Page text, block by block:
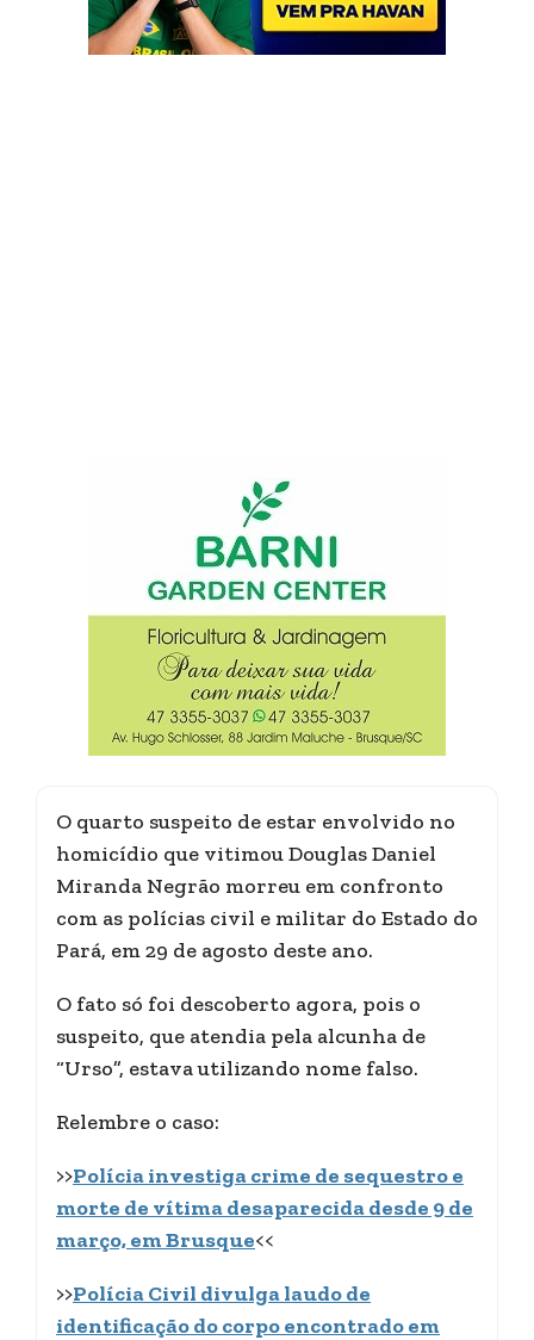
O quarto suspeito de estar envolvido no
homicídio que vitimou Douglas Daniel
Miranda Negrão morreu em confronto
com as polícias civil e militar do Estado do
Pará, em 29 de agosto deste ano.
O fato só foi descoberto agora, pois o
suspeito, que atendia pela alcunha de
“Urso”, estava utilizando nome falso.
Relembre o caso:
>>Polícia investiga crime de sequestro e
morte de vítima desaparecida desde 9 de
março, em Brusque<<
>>Polícia Civil divulga laudo de
identificação do corpo encontrado em